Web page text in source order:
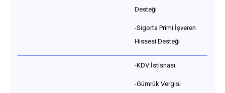
Desteği
-Sigorta Primi İşveren
Hissesi Desteği
-KDV İstisnası
-Gümrük Vergisi